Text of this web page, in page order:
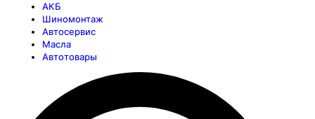
АКБ
Шиномонтаж
Автосервис
Масла
Автотовары